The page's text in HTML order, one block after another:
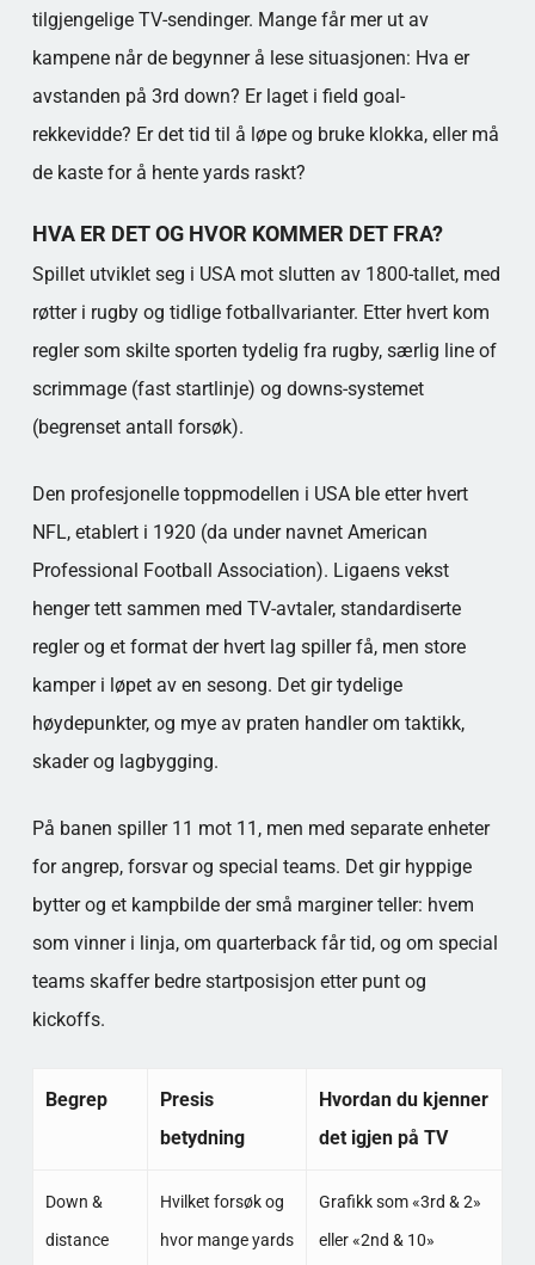
tilgjengelige TV-sendinger. Mange får mer ut av
kampene når de begynner å lese situasjonen: Hva er
avstanden på 3rd down? Er laget i field goal-
rekkevidde? Er det tid til å løpe og bruke klokka, eller må
de kaste for å hente yards raskt?
HVA ER DET OG HVOR KOMMER DET FRA?
Spillet utviklet seg i USA mot slutten av 1800-tallet, med
røtter i rugby og tidlige fotballvarianter. Etter hvert kom
regler som skilte sporten tydelig fra rugby, særlig line of
scrimmage (fast startlinje) og downs-systemet
(begrenset antall forsøk).
Den profesjonelle toppmodellen i USA ble etter hvert
NFL, etablert i 1920 (da under navnet American
Professional Football Association). Ligaens vekst
henger tett sammen med TV-avtaler, standardiserte
regler og et format der hvert lag spiller få, men store
kamper i løpet av en sesong. Det gir tydelige
høydepunkter, og mye av praten handler om taktikk,
skader og lagbygging.
På banen spiller 11 mot 11, men med separate enheter
for angrep, forsvar og special teams. Det gir hyppige
bytter og et kampbilde der små marginer teller: hvem
som vinner i linja, om quarterback får tid, og om special
teams skaffer bedre startposisjon etter punt og
kickoffs.
Begrep
Presis
betydning
Hvordan du kjenner
det igjen på TV
Down &
distance
Hvilket forsøk og
hvor mange yards
Grafikk som «3rd & 2»
eller «2nd & 10»